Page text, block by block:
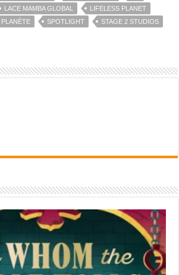
LACE MAMBA GLOBAL
LIFELESS PLANET
PLANÈTE SPOTLIGHT
STAGE 2 STUDIOS